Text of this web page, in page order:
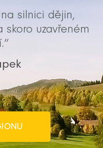
silnici dějin,
uzavřeném